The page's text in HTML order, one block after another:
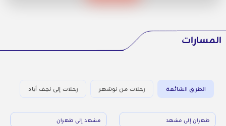
المسارات
الطرق الشائعة رحلات من نوشهر رحلات إلى نجف آباد
طهران إلى مشهد مشهد إلى طهران